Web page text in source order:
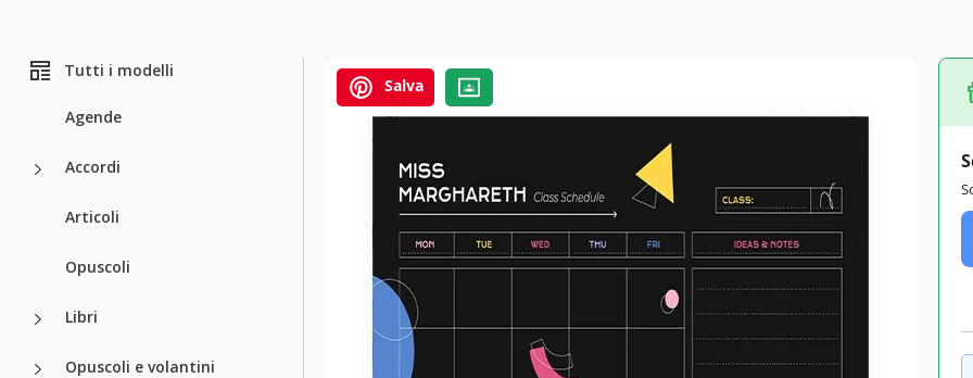
Tutti i modelli
Agende
Accordi
Articoli
Opuscoli
Libri
Opuscoli e volantini
Salva